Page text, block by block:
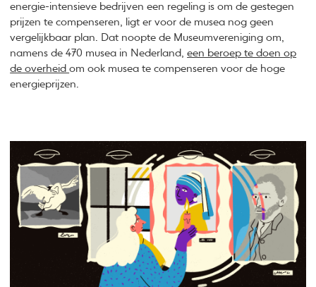
energie-intensieve bedrijven een regeling is om de gestegen
prijzen te compenseren, ligt er voor de musea nog geen
vergelijkbaar plan. Dat noopte de Museumvereniging om,
namens de 470 musea in Nederland,een beroep te doen op
de overheidom ook musea te compenseren voor de hoge
energieprijzen.